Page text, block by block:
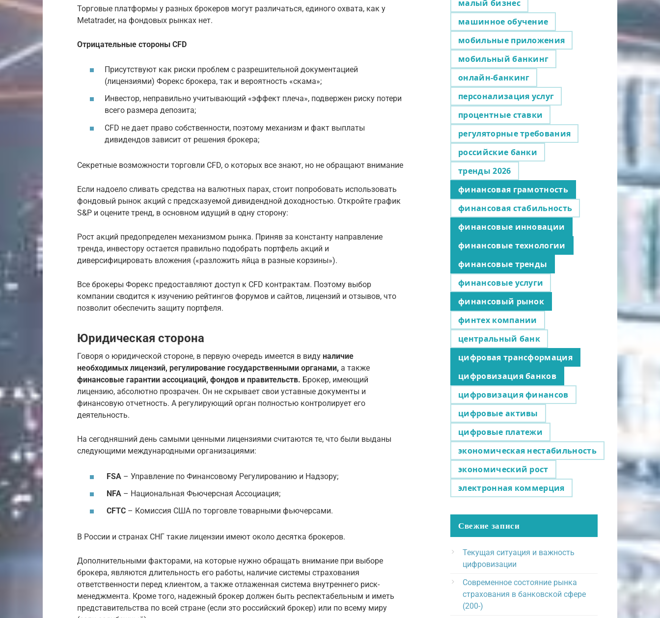
Торговые платформы у разных брокеров могут различаться, единого охвата, как у
Metatrader, на фондовых рынках нет.
Отрицательные стороны CFD
Присутствуют как риски проблем с разрешительной документацией
(лицензиями) Форекс брокера, так и вероятность «скама»;
Инвестор, неправильно учитывающий «эффект плеча», подвержен риску потери
всего размера депозита;
CFD не дает право собственности, поэтому механизм и факт выплаты
дивидендов зависит от решения брокера;
Секретные возможности торговли CFD, о которых все знают, но не обращают внимание
Если надоело сливать средства на валютных парах, стоит попробовать использовать
фондовый рынок акций с предсказуемой дивидендной доходностью. Откройте график
S&P и оцените тренд, в основном идущий в одну сторону:
Рост акций предопределен механизмом рынка. Приняв за константу направление
тренда, инвестору остается правильно подобрать портфель акций и
диверсифицировать вложения («разложить яйца в разные корзины»).
Все брокеры Форекс предоставляют доступ к CFD контрактам. Поэтому выбор
компании сводится к изучению рейтингов форумов и сайтов, лицензий и отзывов, что
позволит обеспечить защиту портфеля.
Юридическая сторона
Говоря о юридической стороне, в первую очередь имеется в виду наличие
необходимых лицензий, регулирование государственными органами, а также
финансовые гарантии ассоциаций, фондов и правительств. Брокер, имеющий
лицензию, абсолютно прозрачен. Он не скрывает свои уставные документы и
финансовую отчетность. А регулирующий орган полностью контролирует его
деятельность.
На сегодняшний день самыми ценными лицензиями считаются те, что были выданы
следующими международными организациями:
FSA – Управление по Финансовому Регулированию и Надзору;
NFA – Национальная Фьючерсная Ассоциация;
CFTC – Комиссия США по торговле товарными фьючерсами.
В России и странах СНГ такие лицензии имеют около десятка брокеров.
Дополнительными факторами, на которые нужно обращать внимание при выборе
брокера, являются длительность его работы, наличие системы страхования
ответственности перед клиентом, а также отлаженная система внутреннего риск-
менеджмента. Кроме того, надежный брокер должен быть респектабельным и иметь
представительства по всей стране (если это российский брокер) или по всему миру
малый бизнес
машинное обучение
мобильные приложения
мобильный банкинг
онлайн-банкинг
персонализация услуг
процентные ставки
регуляторные требования
российские банки
тренды 2026
финансовая грамотность
финансовая стабильность
финансовые инновации
финансовые технологии
финансовые тренды
финансовые услуги
финансовый рынок
финтех компании
центральный банк
цифровая трансформация
цифровизация банков
цифровизация финансов
цифровые активы
цифровые платежи
экономическая нестабильность
экономический рост
электронная коммерция
Свежие записи
Текущая ситуация и важность
цифровизации
Современное состояние рынка
страхования в банковской сфере
(200-)